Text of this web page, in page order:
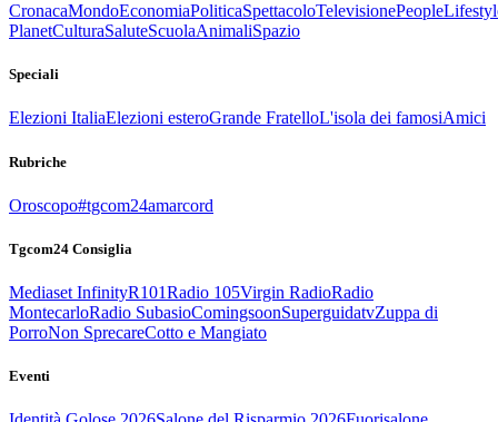
CronacaMondoEconomiaPoliticaSpettacoloTelevisionePeople
PlanetCulturaSaluteScuolaAnimaliSpazio
Speciali
Elezioni ItaliaElezioni esteroGrande FratelloL'isola dei famosiAmici
Rubriche
Oroscopo#tgcom24amarcord
Tgcom24 Consiglia
Mediaset InfinityR101Radio 105Virgin RadioRadio
MontecarloRadio SubasioComingsoonSuperguidatvZuppa di
PorroNon SprecareCotto e Mangiato
Eventi